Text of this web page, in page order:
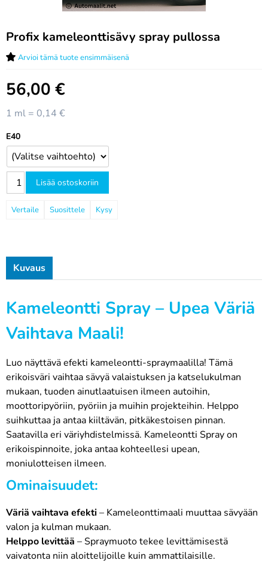
Profix kameleonttisävy spray pullossa
Arvioi tämä tuote ensimmäisenä
56,00 €
1 ml = 0,14 €
E40
Lisää ostoskoriin
Vertaile Suosittele Kysy
Kuvaus
Kameleontti Spray – Upea Väriä
Vaihtava Maali!
Luo näyttävä efekti kameleontti-spraymaalilla! Tämä
erikoisväri vaihtaa sävyä valaistuksen ja katselukulman
mukaan, tuoden ainutlaatuisen ilmeen autoihin,
moottoripyöriin, pyöriin ja muihin projekteihin. Helppo
suihkuttaa ja antaa kiiltävän, pitkäkestoisen pinnan.
Saatavilla eri väriyhdistelmissä. Kameleontti Spray on
erikoispinnoite, joka antaa kohteellesi upean,
moniulotteisen ilmeen.
Ominaisuudet:
Väriä vaihtava efekti– Kameleonttimaali muuttaa sävyään
valon ja kulman mukaan.
Helppo levittää – Spraymuoto tekee levittämisestä
vaivatonta niin aloittelijoille kuin ammattilaisille.